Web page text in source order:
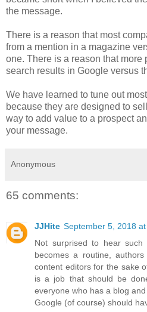
the message.
There is a reason that most
from a mention in a magazine
one. There is a reason that
search results in Google versus
We have learned to tune out
because they are designed to
way to add value to a prospect
your message.
Anonymous
65 comments:
JJHite September 5, 2018
Not surprised to hear such
becomes a routine, authors
content editors for the sake
is a job that should be
everyone who has a blog
Google (of course) should